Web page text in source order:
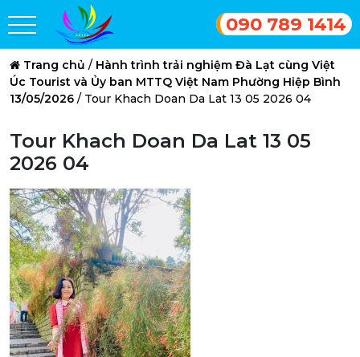
090 789 1414
Trang chủ / Hành trình trải nghiệm Đà Lạt cùng Việt
Úc Tourist và Ủy ban MTTQ Việt Nam Phường Hiệp Bình
13/05/2026 / Tour Khach Doan Da Lat 13 05 2026 04
Tour Khach Doan Da Lat 13 05
2026 04